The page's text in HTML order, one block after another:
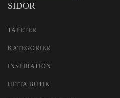
SIDOR
TAPETER
KATEGORIER
INSPIRATION
HITTA BUTIK